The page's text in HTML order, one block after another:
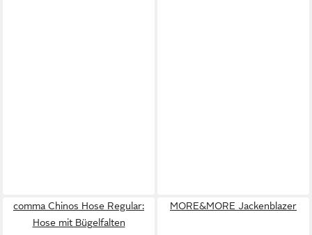
comma Chinos Hose Regular:
Hose mit Bügelfalten
MORE&MORE Jackenblazer